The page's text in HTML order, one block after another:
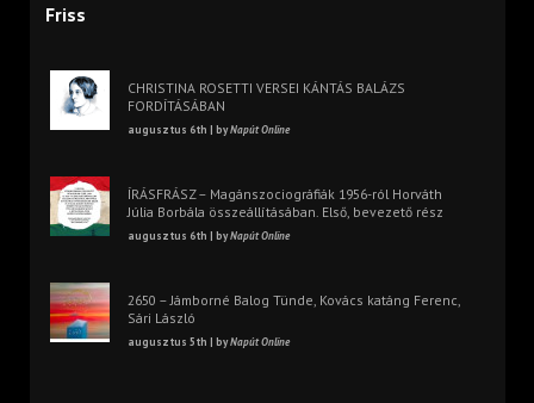
Friss
CHRISTINA ROSETTI VERSEI KÁNTÁS BALÁZS
FORDÍTÁSÁBAN
augusztus 6th | byNapút Online
ÍRÁSFRÁSZ – Magánszociográfiák 1956-ról Horváth
Júlia Borbála összeállításában. Első, bevezető rész
augusztus 6th | byNapút Online
2650 – Jámborné Balog Tünde, Kovács katáng Ferenc,
Sári László
augusztus 5th | byNapút Online